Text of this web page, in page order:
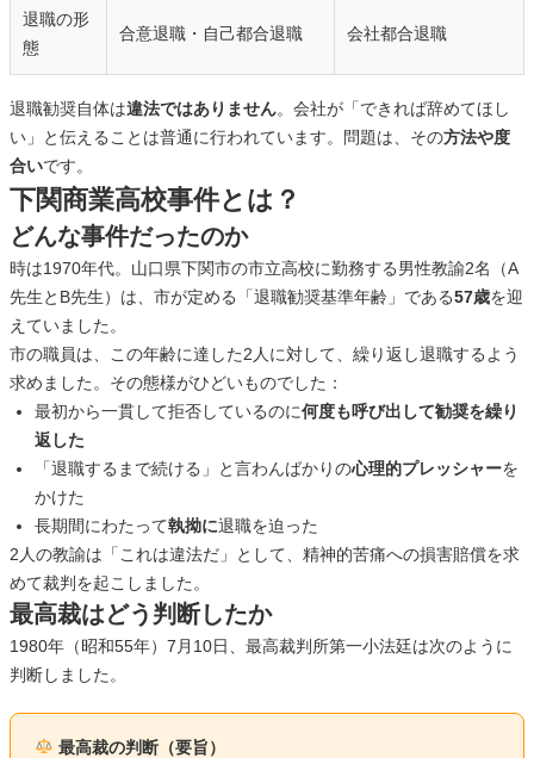
退職の形
態
合意退職・自己都合退職 会社都合退職
退職勧奨自体は違法ではありません。会社が「できれば辞めてほし
い」と伝えることは普通に行われています。問題は、その方法や度
合いです。
下関商業高校事件とは？
どんな事件だったのか
時は1970年代。山口県下関市の市立高校に勤務する男性教諭2名（A
先生とB先生）は、市が定める「退職勧奨基準年齢」である57歳を迎
えていました。
市の職員は、この年齢に達した2人に対して、繰り返し退職するよう
求めました。その態様がひどいものでした：
最初から一貫して拒否しているのに何度も呼び出して勧奨を繰り
返した
「退職するまで続ける」と言わんばかりの心理的プレッシャーを
かけた
長期間にわたって執拗に退職を迫った
2人の教諭は「これは違法だ」として、精神的苦痛への損害賠償を求
めて裁判を起こしました。
最高裁はどう判断したか
1980年（昭和55年）7月10日、最高裁判所第一小法廷は次のように
判断しました。
最高裁の判断（要旨）